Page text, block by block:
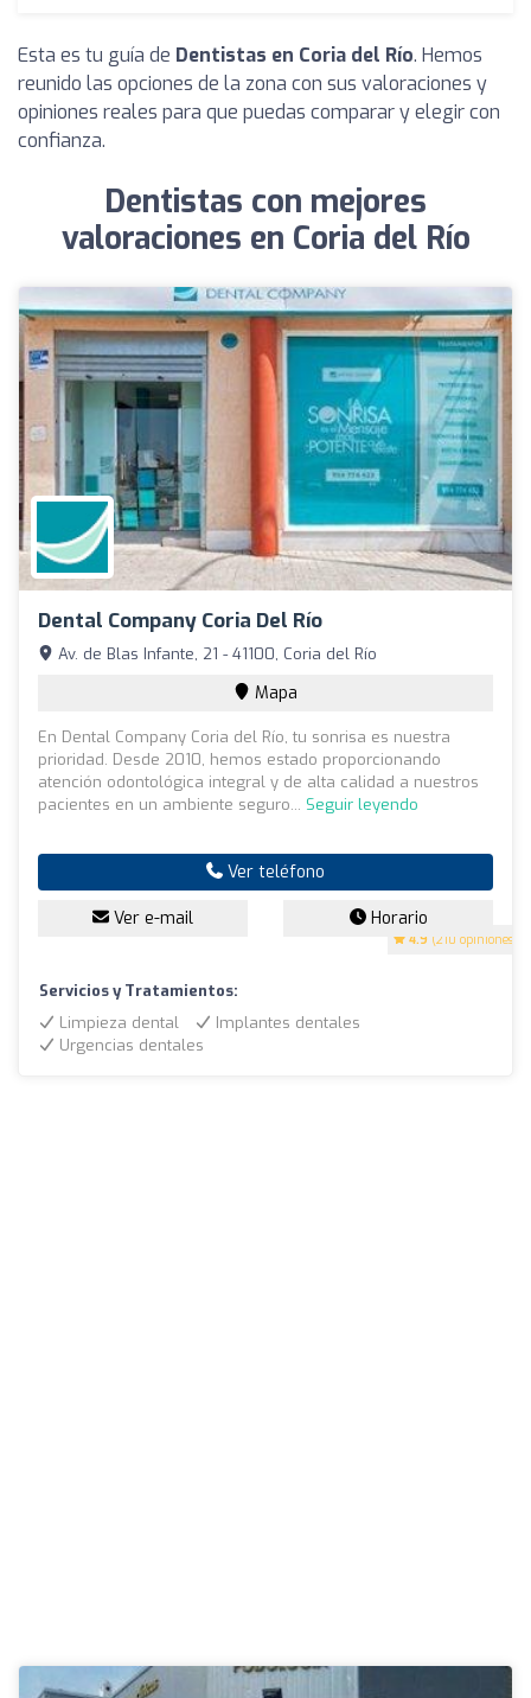
Esta es tu guía de Dentistas en Coria del Río. Hemos
reunido las opciones de la zona con sus valoraciones y
opiniones reales para que puedas comparar y elegir con
confianza.
Dentistas con mejores
valoraciones en Coria del Río
Dental Company Coria Del Río
4.9 (210 opiniones)
Av. de Blas Infante, 21 - 41100, Coria del Río
Mapa
En Dental Company Coria del Río, tu sonrisa es nuestra
prioridad. Desde 2010, hemos estado proporcionando
atención odontológica integral y de alta calidad a nuestros
pacientes en un ambiente seguro... Seguir leyendo
Ver teléfono
Ver e-mail Horario
Servicios y Tratamientos:
Limpieza dental
Implantes dentales
Urgencias dentales